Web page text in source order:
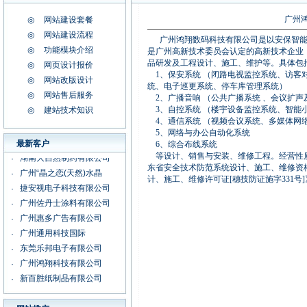
◎
网站建设套餐
◎
网站建设流程
◎
功能模块介绍
◎
网页设计报价
◎
网站改版设计
◎
网站售后服务
◎
建站技术知识
最新客户
东莞乐邦电子有限公司
广州鸿翔科技有限公司
新百胜纸制品有限公司
广州海迪尔科技有限公司
广州律师黄卓童
广州采盛包装有限公司
广州科杰电子有限公司
·
广州艺琳彩印有限公司
广州科星电子
·
湖南大自然制药有限公司
·
广州“晶之恋(天然)水晶
·
捷安视电子科技有限公司
·
广州佐丹士涂料有限公司
·
广州惠多广告有限公司
·
广州通用科技国际
·
东莞乐邦电子有限公司
·
广州鸿翔科技有限公司
·
新百胜纸制品有限公司
·
广州海迪尔科技有限公司
广州
广州鸿翔数码科技有限公司是以安保智
是广州高新技术委员会认定的高新技术企
品研发及工程设计、施工、维护等。具体包
1、保安系统 （闭路电视监控系统、访客
统、电子巡更系统、停车库管理系统）
2、广播音响 （公共广播系统 、会议扩声
3、自控系统 （楼宇设备监控系统、智能
4、通信系统 （视频会议系统、多媒体网
5、网络与办公自动化系统
6、综合布线系统
等设计、销售与安装、维修工程。经营性
东省安全技术防范系统设计、施工、维修
计、施工、维修许可证[穗技防证施字331号]